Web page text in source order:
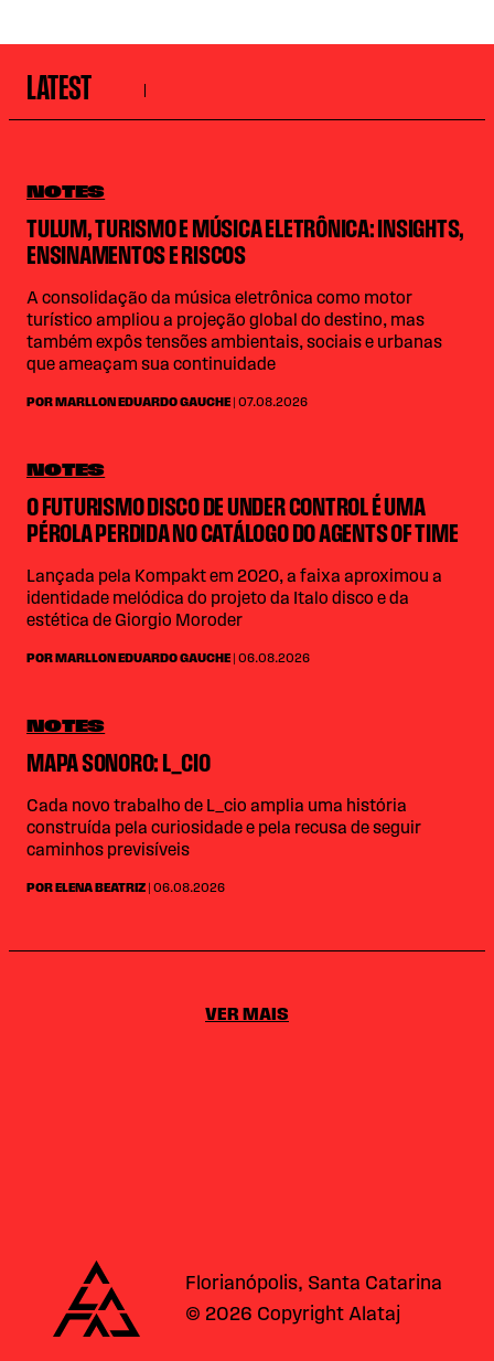
LATEST
NOTES
TULUM, TURISMO E MÚSICA ELETRÔNICA: INSIGHTS,
ENSINAMENTOS E RISCOS
A consolidação da música eletrônica como motor
turístico ampliou a projeção global do destino, mas
também expôs tensões ambientais, sociais e urbanas
que ameaçam sua continuidade
POR MARLLON EDUARDO GAUCHE | 07.08.2026
NOTES
O FUTURISMO DISCO DE UNDER CONTROL É UMA
PÉROLA PERDIDA NO CATÁLOGO DO AGENTS OF TIME
Lançada pela Kompakt em 2020, a faixa aproximou a
identidade melódica do projeto da Italo disco e da
estética de Giorgio Moroder
POR MARLLON EDUARDO GAUCHE | 06.08.2026
NOTES
MAPA SONORO: L_CIO
Cada novo trabalho de L_cio amplia uma história
construída pela curiosidade e pela recusa de seguir
caminhos previsíveis
POR ELENA BEATRIZ | 06.08.2026
VER MAIS
Alataj
Florianópolis, Santa Catarina
© 2026 Copyright Alataj